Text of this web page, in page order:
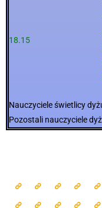
18.15
Nauczyciele świetlicy
Pozostali nauczyciele